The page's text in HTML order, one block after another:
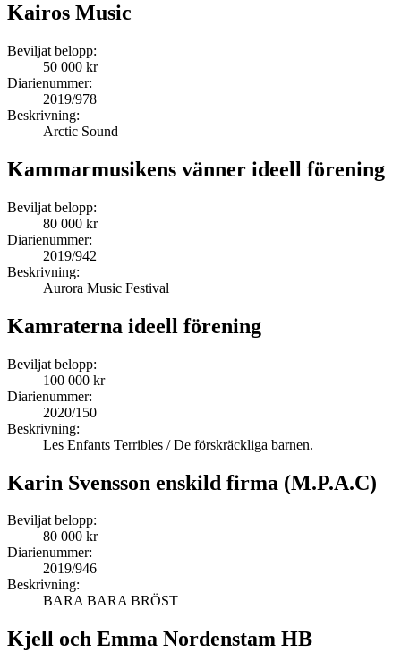
Kairos Music
Beviljat belopp:
50 000 kr
Diarienummer:
2019/978
Beskrivning:
Arctic Sound
Kammarmusikens vänner ideell förening
Beviljat belopp:
80 000 kr
Diarienummer:
2019/942
Beskrivning:
Aurora Music Festival
Kamraterna ideell förening
Beviljat belopp:
100 000 kr
Diarienummer:
2020/150
Beskrivning:
Les Enfants Terribles / De förskräckliga barnen.
Karin Svensson enskild firma (M.P.A.C)
Beviljat belopp:
80 000 kr
Diarienummer:
2019/946
Beskrivning:
BARA BARA BRÖST
Kjell och Emma Nordenstam HB